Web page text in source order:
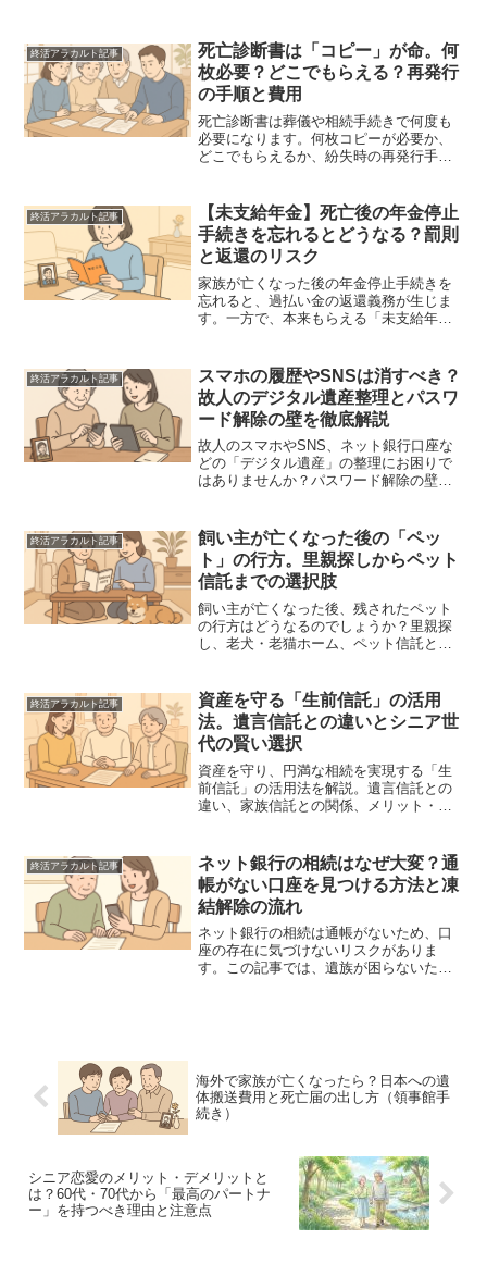
終活アラカルト記事
死亡診断書は「コピー」が命。何
枚必要？どこでもらえる？再発行
の手順と費用
死亡診断書は葬儀や相続手続きで何度も
必要になります。何枚コピーが必要か、
どこでもらえるか、紛失時の再発行手順
すくまとめました。急ぎの方も必見の内
容です。
終活アラカルト記事
【未支給年金】死亡後の年金停止
手続きを忘れるとどうなる？罰則
と返還のリスク
家族が亡くなった後の年金停止手続きを
忘れると、過払い金の返還義務が生じま
す。一方で、本来もらえる「未支給年
続との関係まで、遺族が知っておくべき
実務を詳しく解説します。
終活アラカルト記事
スマホの履歴やSNSは消すべき？
故人のデジタル遺産整理とパスワ
ード解除の壁を徹底解説
故人のスマホやSNS、ネット銀行口座な
どの「デジタル遺産」の整理にお困りで
はありませんか？パスワード解除の壁か
策まで、遺族が直面する課題と具体的な
対処法をプロが優しく解説します。
終活アラカルト記事
飼い主が亡くなった後の「ペッ
ト」の行方。里親探しからペット
信託までの選択肢
飼い主が亡くなった後、残されたペット
の行方はどうなるのでしょうか？里親探
し、老犬・老猫ホーム、ペット信託とい
りやすく解説します。愛する家族のため
に今できる準備を確認しましょう。
終活アラカルト記事
資産を守る「生前信託」の活用
法。遺言信託との違いとシニア世
代の賢い選択
資産を守り、円満な相続を実現する「生
前信託」の活用法を解説。遺言信託との
違い、家族信託との関係、メリット・デ
えるための、シニア世代に向けた実践的
な終活ガイドです。
終活アラカルト記事
ネット銀行の相続はなぜ大変？通
帳がない口座を見つける方法と凍
結解除の流れ
ネット銀行の相続は通帳がないため、口
座の存在に気づけないリスクがありま
す。この記事では、遺族が困らないため
海外で家族が亡くなったら？日本への遺
体搬送費用と死亡届の出し方（領事館手
続き）
シニア恋愛のメリット・デメリットと
は？60代・70代から「最高のパートナ
ー」を持つべき理由と注意点